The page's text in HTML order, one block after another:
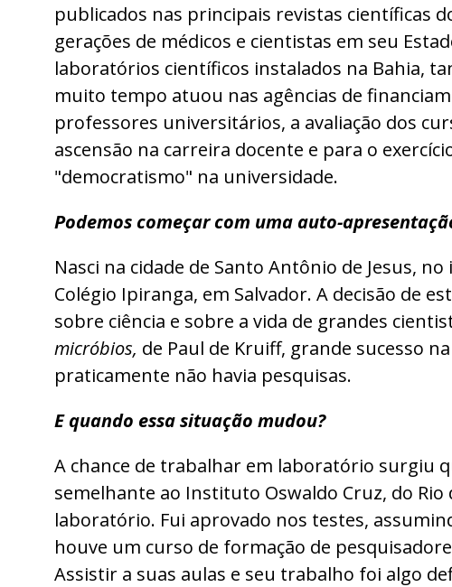
publicados nas principais revistas científicas
gerações de médicos e cientistas em seu
laboratórios científicos instalados na Bahia,
muito tempo atuou nas agências de
professores universitários, a avaliação dos
ascensão na carreira docente e para o
"democratismo" na universidade.
Podemos começar com uma auto-
Nasci na cidade de Santo Antônio de Jesus,
Colégio Ipiranga, em Salvador. A decisão de
sobre ciência e sobre a vida de grandes
micróbios, de Paul de Kruiff, grande sucesso
praticamente não havia pesquisas.
E quando essa situação mudou?
A chance de trabalhar em laboratório surgiu
semelhante ao Instituto Oswaldo Cruz, do
laboratório. Fui aprovado nos testes,
houve um curso de formação de
Assistir a suas aulas e seu trabalho foi algo